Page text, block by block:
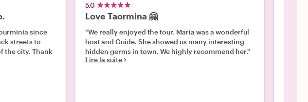
since
Thank
5.0
Love Taormina 🤗
"We really enjoyed the tour. Maria was a wonderful
host and Guide. She showed us many interesting
hidden germs in town. We highly recommend her."
Lire la suite